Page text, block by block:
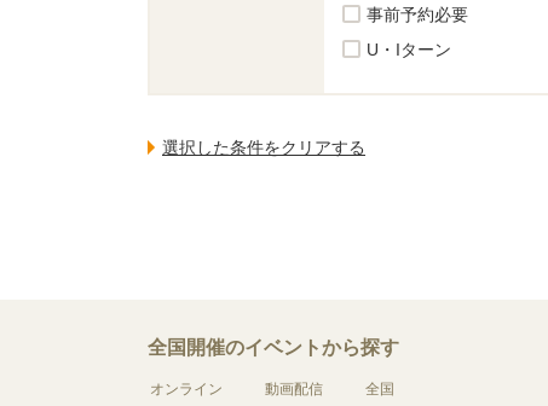
事前予約必要
U・Iターン
全国開催のイベントから探す
オンライン 動画配信 全国